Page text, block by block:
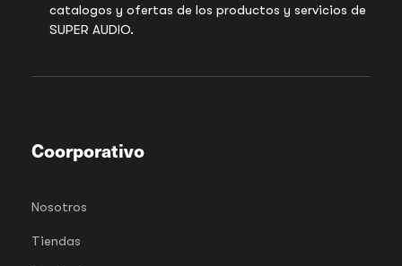
catalogos y ofertas de los productos y servicios de
SUPER AUDIO.
Coorporativo
Nosotros
Tiendas